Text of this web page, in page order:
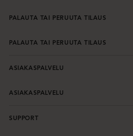
PALAUTA TAI PERUUTA TILAUS
PALAUTA TAI PERUUTA TILAUS
ASIAKASPALVELU
ASIAKASPALVELU
SUPPORT